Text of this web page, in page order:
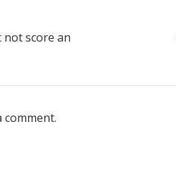
not score an
comment.